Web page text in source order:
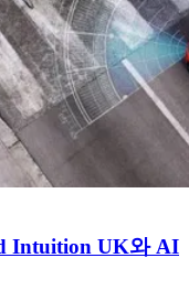
Intuition UK와 AI